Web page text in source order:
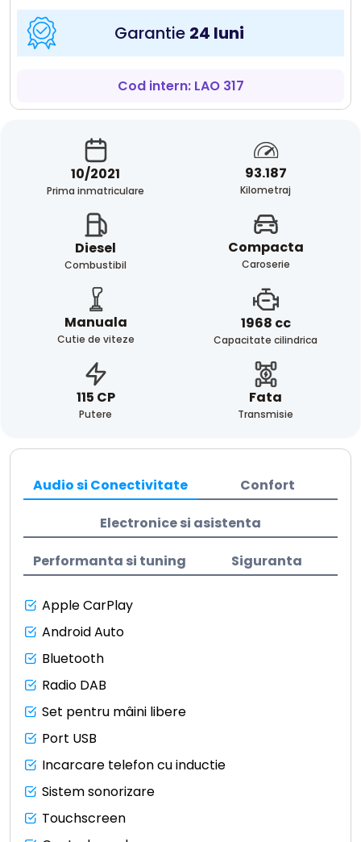
Garantie 24 luni
Cod intern: LAO 317
10/2021
Prima inmatriculare
93.187
Kilometraj
Diesel
Combustibil
Compacta
Caroserie
Manuala
Cutie de viteze
1968 cc
Capacitate cilindrica
115 CP
Putere
Fata
Transmisie
Audio si Conectivitate Confort
Electronice si asistenta
Performanta si tuning Siguranta
Apple CarPlay
Android Auto
Bluetooth
Radio DAB
Set pentru mâini libere
Port USB
Incarcare telefon cu inductie
Sistem sonorizare
Touchscreen